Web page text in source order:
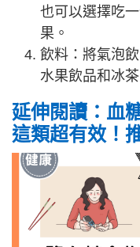
也可以選擇吃
果。
飲料：將氣泡
水果飲品和冰茶
延伸閱讀：血
這類超有效！